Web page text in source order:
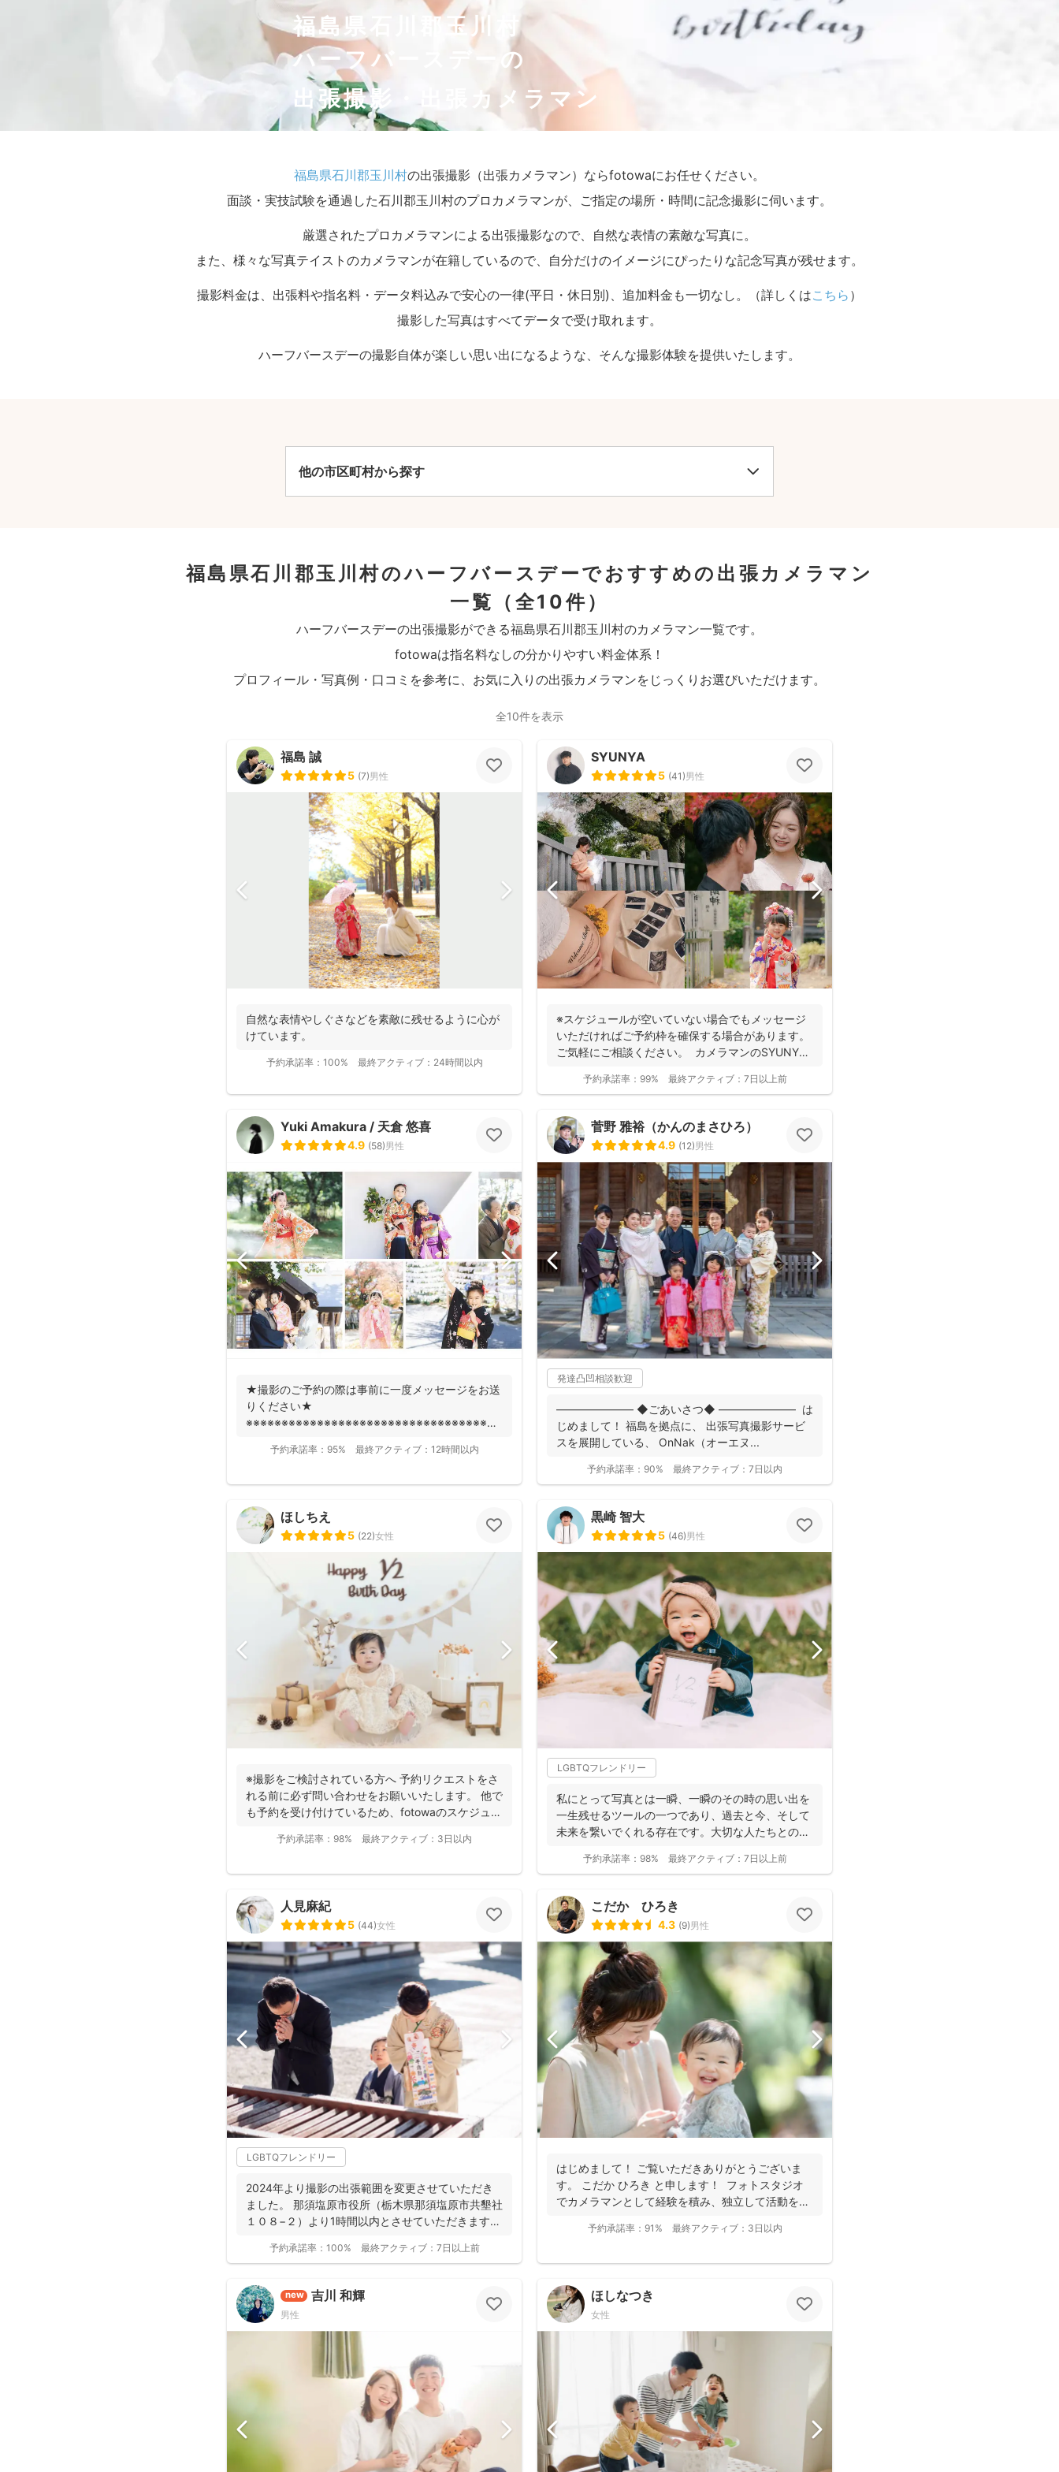
福島県石川郡玉川村
ハーフバースデーの
出張撮影・出張カメラマン
福島県石川郡玉川村の出張撮影（出張カメラマン）ならfotowaにお任せください。
面談・実技試験を通過した石川郡玉川村のプロカメラマンが、ご指定の場所・時間に記念撮影に伺います。
厳選されたプロカメラマンによる出張撮影なので、自然な表情の素敵な写真に。
また、様々な写真テイストのカメラマンが在籍しているので、自分だけのイメージにぴったりな記念写真が残せます。
撮影料金は、出張料や指名料・データ料込みで安心の一律(平日・休日別)、追加料金も一切なし。（詳しくはこちら ）
撮影した写真はすべてデータで受け取れます。
ハーフバースデーの撮影自体が楽しい思い出になるような、そんな撮影体験を提供いたします。
他の市区町村から探す
福島県石川郡玉川村のハーフバースデーでおすすめの出張カメラマン
一覧
（全10件）
ハーフバースデーの出張撮影ができる福島県石川郡玉川村のカメラマン一覧です。
fotowaは指名料なしの分かりやすい料金体系！
プロフィール・写真例・口コミを参考に、お気に入りの出張カメラマンをじっくりお選びいただけます。
全10件を表示
福島 誠
5 (7)男性
自然な表情やしぐさなどを素敵に残せるように心が
けています。
予約承諾率： 100% 最終アクティブ： 24時間以内
SYUNYA
5 (41)男性
※スケジュールが空いていない場合でもメッセージ
いただければご予約枠を確保する場合があります。
ご気軽にご相談ください。 カメラマンのSYUNYA
予約承諾率： 99% 最終アクティブ： 7日以上前
Yuki Amakura / 天倉 悠喜
4.9 (58)男性
★撮影のご予約の際は事前に一度メッセージをお送
りください★
※※※※※※※※※※※※※※※※※※※※※※※※※※※※※※※※※※※※
予約承諾率： 95% 最終アクティブ： 12時間以内
菅野 雅裕（かんのまさひろ）
4.9 (12)男性
発達凸凹相談歓迎
――――――― ◆ごあいさつ◆ ――――――― は
じめまして！ 福島を拠点に、 出張写真撮影サービ
スを展開している、 OnNak（オーエヌ...
予約承諾率： 90% 最終アクティブ： 7日以内
ほしちえ
5 (22)女性
※撮影をご検討されている方へ 予約リクエストをさ
れる前に必ず問い合わせをお願いいたします。 他で
も予約を受け付けているため、fotowaのスケジュー
予約承諾率： 98% 最終アクティブ： 3日以内
黒崎 智大
5 (46)男性
LGBTQフレンドリー
私にとって写真とは一瞬、一瞬のその時の思い出を
一生残せるツールの一つであり、過去と今、そして
未来を繋いでくれる存在です。大切な人たちとの写
予約承諾率： 98% 最終アクティブ： 7日以上前
人見麻紀
5 (44)女性
LGBTQフレンドリー
2024年より撮影の出張範囲を変更させていただき
ました。 那須塩原市役所（栃木県那須塩原市共墾社
１０８−２）より1時間以内とさせていただきます。
予約承諾率： 100% 最終アクティブ： 7日以上前
こだか ひろき
4.3 (9)男性
はじめまして！ ご覧いただきありがとうございま
す。 こだか ひろき と申します！ フォトスタジオ
でカメラマンとして経験を積み、独立して活動を始
予約承諾率： 91% 最終アクティブ： 3日以内
new 吉川 和輝
男性
ほしなつき
女性
撮影基本料